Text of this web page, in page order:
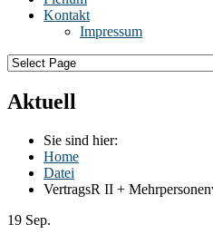
Kontakt
Impressum
Aktuell
Sie sind hier:
Home
Datei
VertragsR II +
19 Sep.